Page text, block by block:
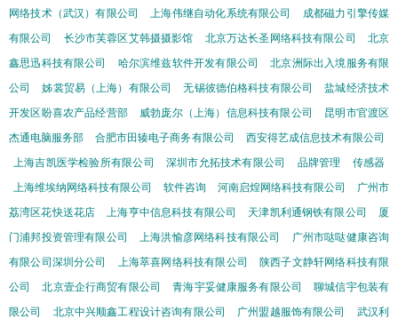
网络技术（武汉）有限公司
上海伟继自动化系统有限公司
成都磁力引擎传媒
有限公司
长沙市芙蓉区艾韩摄摄影馆 北京万达长圣网络科技有限公司
北京
鑫思迅科技有限公司
哈尔滨维兹软件开发有限公司
北京洲际出入境服务有限
公司
姊裳贸易（上海）有限公司 无锡彼德伯格科技有限公司
盐城经济技术
开发区盼喜农产品经营部
威勃庞尔（上海）信息科技有限公司
昆明市官渡区
杰通电脑服务部
合肥市田辏电子商务有限公司
西安得艺成信息技术有限公司
上海吉凯医学检验所有限公司
深圳市允拓技术有限公司 品牌管理
传感器
上海维埃纳网络科技有限公司
软件咨询 河南启煌网络科技有限公司
广州市
荔湾区花快送花店
上海亨中信息科技有限公司 天津凯利通钢铁有限公司
厦
门浦邦投资管理有限公司
上海洪愉彦网络科技有限公司
广州市哒哒健康咨询
有限公司深圳分公司
上海萃喜网络科技有限公司
陕西子文静轩网络科技有限
公司
北京壹企行商贸有限公司 青海宇妥健康服务有限公司
聊城信宇包装有
限公司
北京中兴顺鑫工程设计咨询有限公司 广州盟越服饰有限公司 武汉利